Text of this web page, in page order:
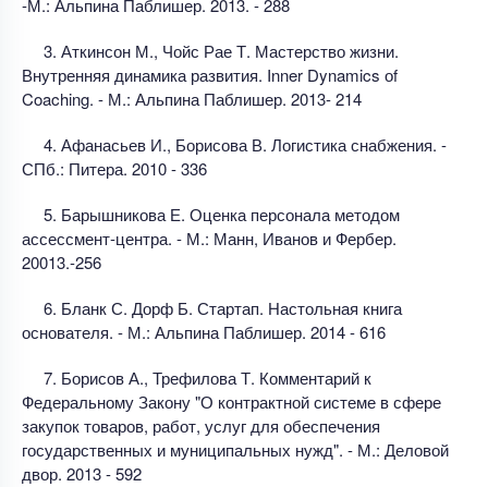
-М.: Альпина Паблишер. 2013. - 288
3. Аткинсон М., Чойс Рае Т. Мастерство жизни.
Внутренняя динамика развития. Inner Dynamics оf
Coaching. - М.: Альпина Паблишер. 2013- 214
4. Афанасьев И., Борисова В. Логистика снабжения. -
СПб.: Питера. 2010 - 336
5. Барышникова Е. Оценка персонала методом
ассессмент-центра. - М.: Манн, Иванов и Фербер.
20013.-256
6. Бланк С. Дорф Б. Стартап. Настольная книга
основателя. - М.: Альпина Паблишер. 2014 - 616
7. Борисов А., Трефилова Т. Комментарий к
Федеральному Закону "О контрактной системе в сфере
закупок товаров, работ, услуг для обеспечения
государственных и муниципальных нужд". - М.: Деловой
двор. 2013 - 592